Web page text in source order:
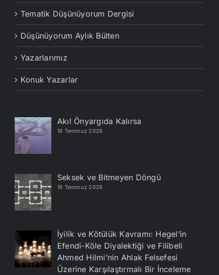
Tematik Düşünüyorum Dergisi
Düşünüyorum Aylık Bülten
Yazarlarımız
Konuk Yazarlar
Akıl Önyargıda Kalırsa
19 Temmuz 2026
Seksek ve Bitmeyen Döngü
18 Temmuz 2026
İyilik ve Kötülük Kavramı: Hegel’in
Efendi-Köle Diyalektiği ve Filibeli
Ahmed Hilmi’nin Ahlak Felsefesi
Üzerine Karşılaştırmalı Bir İnceleme